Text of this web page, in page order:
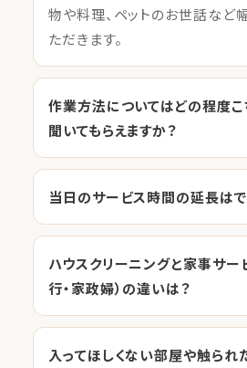
物や料理、ペットのお世話など
ただきます。
作業方法についてはどの程度
聞いてもらえますか？
当日のサービス時間の延長はで
ハウスクリーニングと家事サー
行・家政婦）の違いは？
入ってほしくない部屋や触られ